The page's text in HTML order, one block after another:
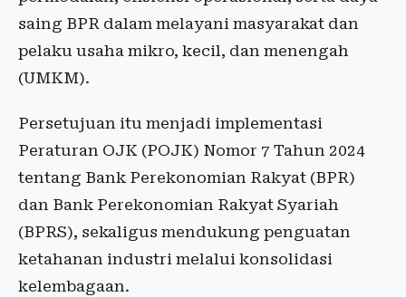
saing BPR dalam melayani masyarakat dan
pelaku usaha mikro, kecil, dan menengah
(UMKM).
Persetujuan itu menjadi implementasi
Peraturan OJK (POJK) Nomor 7 Tahun 2024
tentang Bank Perekonomian Rakyat (BPR)
dan Bank Perekonomian Rakyat Syariah
(BPRS), sekaligus mendukung penguatan
ketahanan industri melalui konsolidasi
kelembagaan.